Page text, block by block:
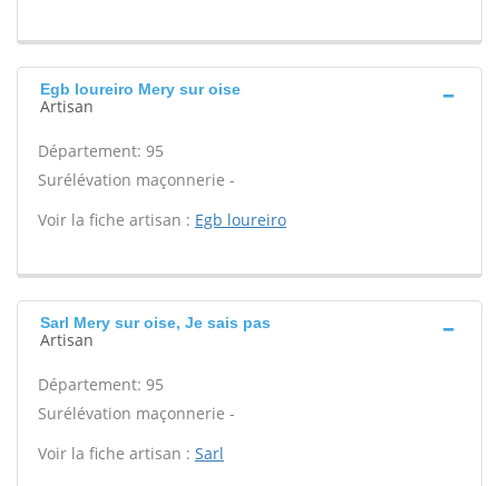
Egb loureiro Mery sur oise
Artisan
Département: 95
Surélévation maçonnerie -
Voir la fiche artisan : Egb loureiro
Sarl Mery sur oise, Je sais pas
Artisan
Département: 95
Surélévation maçonnerie -
Voir la fiche artisan : Sarl